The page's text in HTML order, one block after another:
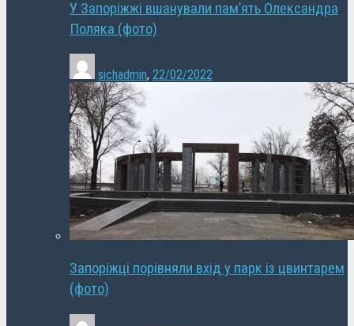
У Запоріжжі вшанували пам’ять Олександра
Поляка (фото)
sichadmin, 22/02/2022
Запоріжці порівняли вхід у парк із цвинтарем
(фото)